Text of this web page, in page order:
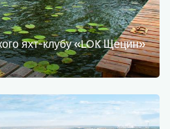
яхт-клубу «LOK Щецин»